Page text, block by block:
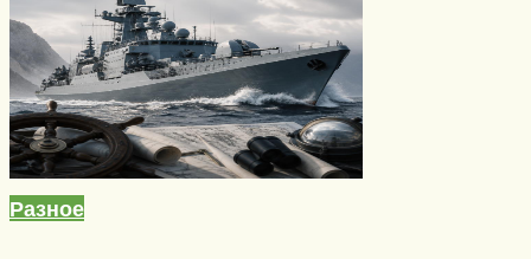
Разное